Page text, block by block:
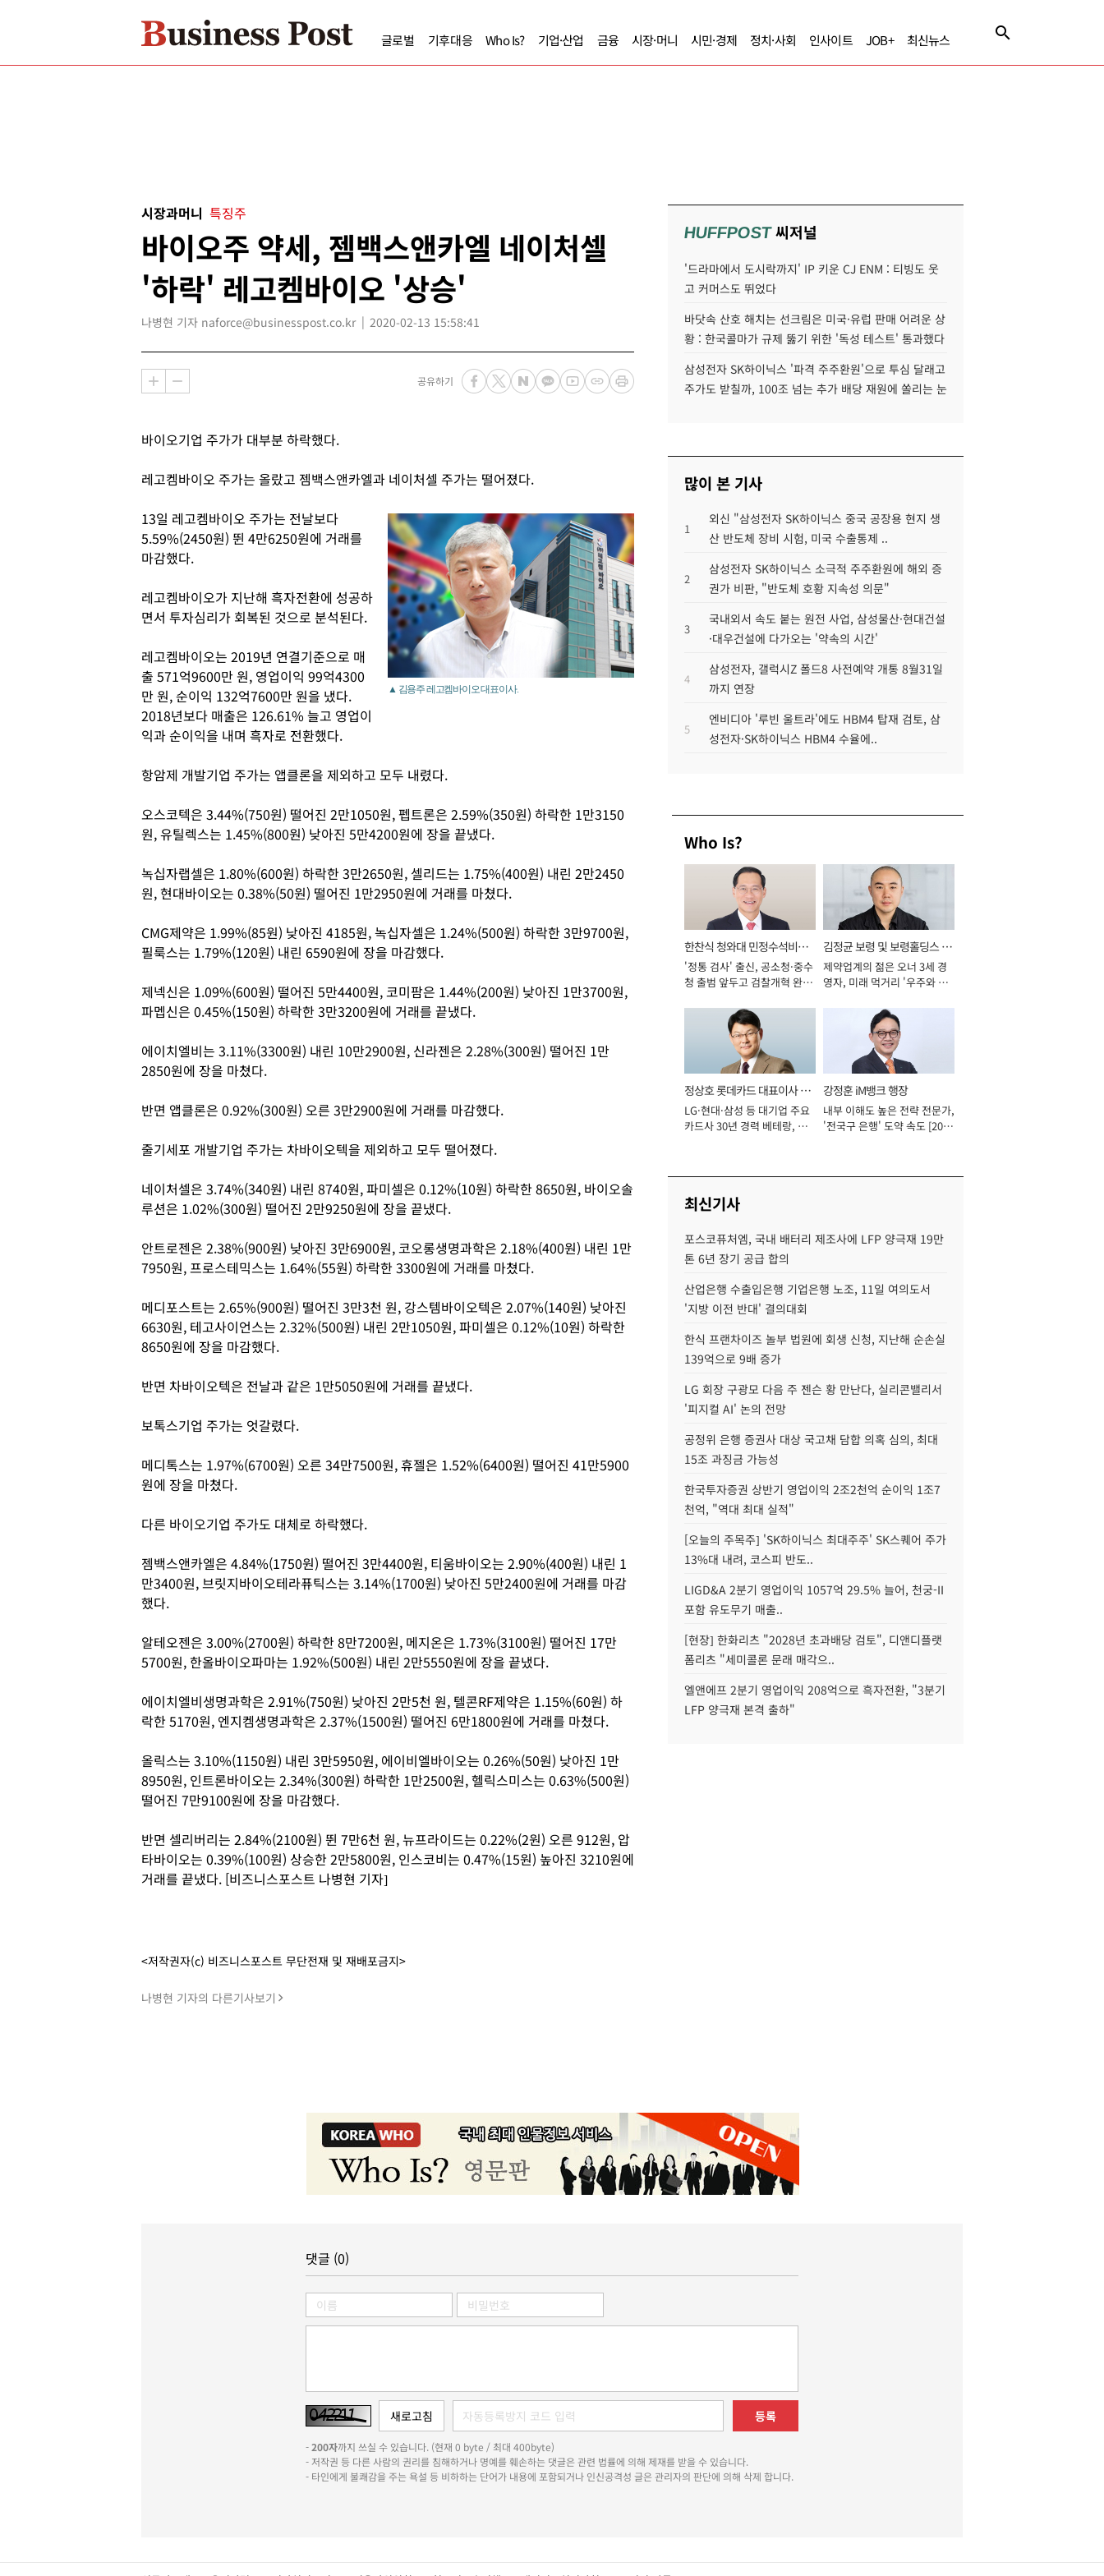
글로벌 기후대응 Who Is? 기업·산업 금융 시장·머니 시민·경제 정치·사회 인사이트 JOB+ 최신뉴스
시장과머니 특징주
바이오주 약세, 젬백스앤카엘 네이처셀
'하락' 레고켐바이오 '상승'
나병현 기자 naforce@businesspost.co.kr 2020-02-13 15:58:41
공유하기
바이오기업 주가가 대부분 하락했다.
레고켐바이오 주가는 올랐고 젬백스앤카엘과 네이처셀 주가는 떨어졌다.
▲ 김용주 레고켐바이오 대표이사.
13일 레고켐바이오 주가는 전날보다
5.59%(2450원) 뛴 4만6250원에 거래를
마감했다.
레고켐바이오가 지난해 흑자전환에 성공하
면서 투자심리가 회복된 것으로 분석된다.
레고켐바이오는 2019년 연결기준으로 매
출 571억9600만 원, 영업이익 99억4300
만 원, 순이익 132억7600만 원을 냈다.
2018년보다 매출은 126.61% 늘고 영업이
익과 순이익을 내며 흑자로 전환했다.
항암제 개발기업 주가는 앱클론을 제외하고 모두 내렸다.
오스코텍은 3.44%(750원) 떨어진 2만1050원, 펩트론은 2.59%(350원) 하락한 1만3150
원, 유틸렉스는 1.45%(800원) 낮아진 5만4200원에 장을 끝냈다.
녹십자랩셀은 1.80%(600원) 하락한 3만2650원, 셀리드는 1.75%(400원) 내린 2만2450
원, 현대바이오는 0.38%(50원) 떨어진 1만2950원에 거래를 마쳤다.
CMG제약은 1.99%(85원) 낮아진 4185원, 녹십자셀은 1.24%(500원) 하락한 3만9700원,
필룩스는 1.79%(120원) 내린 6590원에 장을 마감했다.
제넥신은 1.09%(600원) 떨어진 5만4400원, 코미팜은 1.44%(200원) 낮아진 1만3700원,
파멥신은 0.45%(150원) 하락한 3만3200원에 거래를 끝냈다.
에이치엘비는 3.11%(3300원) 내린 10만2900원, 신라젠은 2.28%(300원) 떨어진 1만
2850원에 장을 마쳤다.
반면 앱클론은 0.92%(300원) 오른 3만2900원에 거래를 마감했다.
줄기세포 개발기업 주가는 차바이오텍을 제외하고 모두 떨어졌다.
네이처셀은 3.74%(340원) 내린 8740원, 파미셀은 0.12%(10원) 하락한 8650원, 바이오솔
루션은 1.02%(300원) 떨어진 2만9250원에 장을 끝냈다.
안트로젠은 2.38%(900원) 낮아진 3만6900원, 코오롱생명과학은 2.18%(400원) 내린 1만
7950원, 프로스테믹스는 1.64%(55원) 하락한 3300원에 거래를 마쳤다.
메디포스트는 2.65%(900원) 떨어진 3만3천 원, 강스템바이오텍은 2.07%(140원) 낮아진
6630원, 테고사이언스는 2.32%(500원) 내린 2만1050원, 파미셀은 0.12%(10원) 하락한
8650원에 장을 마감했다.
반면 차바이오텍은 전날과 같은 1만5050원에 거래를 끝냈다.
보톡스기업 주가는 엇갈렸다.
메디톡스는 1.97%(6700원) 오른 34만7500원, 휴젤은 1.52%(6400원) 떨어진 41만5900
원에 장을 마쳤다.
다른 바이오기업 주가도 대체로 하락했다.
젬백스앤카엘은 4.84%(1750원) 떨어진 3만4400원, 티움바이오는 2.90%(400원) 내린 1
만3400원, 브릿지바이오테라퓨틱스는 3.14%(1700원) 낮아진 5만2400원에 거래를 마감
했다.
알테오젠은 3.00%(2700원) 하락한 8만7200원, 메지온은 1.73%(3100원) 떨어진 17만
5700원, 한올바이오파마는 1.92%(500원) 내린 2만5550원에 장을 끝냈다.
에이치엘비생명과학은 2.91%(750원) 낮아진 2만5천 원, 텔콘RF제약은 1.15%(60원) 하
락한 5170원, 엔지켐생명과학은 2.37%(1500원) 떨어진 6만1800원에 거래를 마쳤다.
올릭스는 3.10%(1150원) 내린 3만5950원, 에이비엘바이오는 0.26%(50원) 낮아진 1만
8950원, 인트론바이오는 2.34%(300원) 하락한 1만2500원, 헬릭스미스는 0.63%(500원)
떨어진 7만9100원에 장을 마감했다.
반면 셀리버리는 2.84%(2100원) 뛴 7만6천 원, 뉴프라이드는 0.22%(2원) 오른 912원, 압
타바이오는 0.39%(100원) 상승한 2만5800원, 인스코비는 0.47%(15원) 높아진 3210원에
거래를 끝냈다. [비즈니스포스트 나병현 기자]
<저작권자(c) 비즈니스포스트 무단전재 및 재배포금지>
나병현 기자의 다른기사보기
HUFFPOST씨저널
'드라마에서 도시락까지' IP 키운 CJ ENM : 티빙도 웃
고 커머스도 뛰었다
바닷속 산호 해치는 선크림은 미국·유럽 판매 어려운 상
황 : 한국콜마가 규제 뚫기 위한 '독성 테스트' 통과했다
삼성전자 SK하이닉스 '파격 주주환원'으로 투심 달래고
주가도 받칠까, 100조 넘는 추가 배당 재원에 쏠리는 눈
많이 본 기사
1
외신 "삼성전자 SK하이닉스 중국 공장용 현지 생
산 반도체 장비 시험, 미국 수출통제 ..
2
삼성전자 SK하이닉스 소극적 주주환원에 해외 증
권가 비판, "반도체 호황 지속성 의문"
3
국내외서 속도 붙는 원전 사업, 삼성물산·현대건설
·대우건설에 다가오는 '약속의 시간'
4
삼성전자, 갤럭시Z 폴드8 사전예약 개통 8월31일
까지 연장
5
엔비디아 '루빈 울트라'에도 HBM4 탑재 검토, 삼
성전자·SK하이닉스 HBM4 수율에..
Who Is?
한찬식 청와대 민정수석비서
관
'정통 검사' 출신, 공소청·중수
청 출범 앞두고 검찰개혁 완수
김정균 보령 및 보령홀딩스 대
표이사 사장
제약업계의 젊은 오너 3세 경
영자, 미래 먹거리 '우주와 헬
정상호 롯데카드 대표이사 사
장
LG·현대·삼성 등 대기업 주요
카드사 30년 경력 베테랑, 신
강정훈 iM뱅크 행장
내부 이해도 높은 전략 전문가,
'전국구 은행' 도약 속도 [2026
최신기사
포스코퓨처엠, 국내 배터리 제조사에 LFP 양극재 19만
톤 6년 장기 공급 합의
산업은행 수출입은행 기업은행 노조, 11일 여의도서
'지방 이전 반대' 결의대회
한식 프랜차이즈 놀부 법원에 회생 신청, 지난해 순손실
139억으로 9배 증가
LG 회장 구광모 다음 주 젠슨 황 만난다, 실리콘밸리서
'피지컬 AI' 논의 전망
공정위 은행 증권사 대상 국고채 담합 의혹 심의, 최대
15조 과징금 가능성
한국투자증권 상반기 영업이익 2조2천억 순이익 1조7
천억, "역대 최대 실적"
[오늘의 주목주] 'SK하이닉스 최대주주' SK스퀘어 주가
13%대 내려, 코스피 반도..
LIGD&A 2분기 영업이익 1057억 29.5% 늘어, 천궁-II
포함 유도무기 매출..
[현장] 한화리츠 "2028년 초과배당 검토", 디앤디플랫
폼리츠 "세미콜론 문래 매각으..
엘앤에프 2분기 영업이익 208억으로 흑자전환, "3분기
LFP 양극재 본격 출하"
댓글 (0)
등록
-200자까지 쓰실 수 있습니다. (현재 0 byte / 최대 400byte)
- 저작권 등 다른 사람의 권리를 침해하거나 명예를 훼손하는 댓글은 관련 법률에 의해 제재를 받을 수 있습니다.
- 타인에게 불쾌감을 주는 욕설 등 비하하는 단어가 내용에 포함되거나 인신공격성 글은 관리자의 판단에 의해 삭제 합니다.